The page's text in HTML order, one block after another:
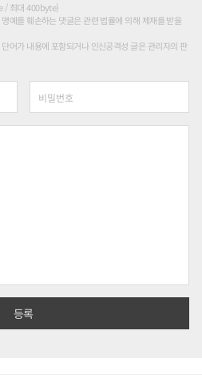
/ 최대 400byte)
예를 훼손하는 댓글은 관련 법률에 의해 제재를 받을
어가 내용에 포함되거나 인신공격성 글은 관리자의 판